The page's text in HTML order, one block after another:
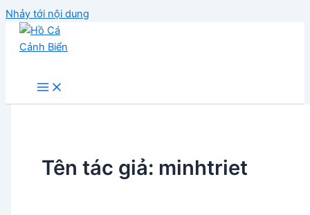
Nhảy tới nội dung
Tên tác giả: minhtriet